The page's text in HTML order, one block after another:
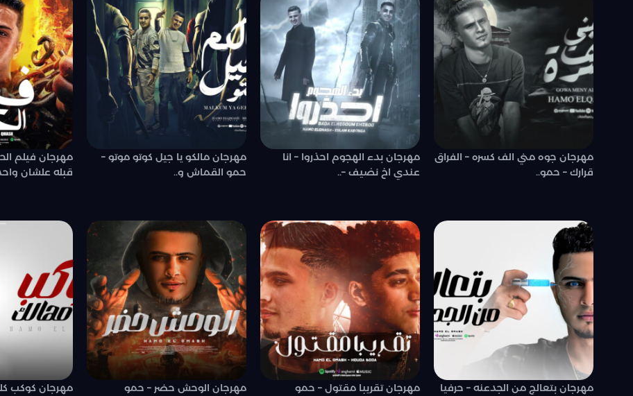
مهرجان جوه مني الف كسره – الفراق
قرارك – حمو..
مهرجان بدء الهجوم احذروا – انا
عندي اخ نضيف –..
مهرجان مالكو يا جيل كوتو موتو –
حمو القماش و..
مهرجان فيلم
قبله علشان
مهرجان بتعالج من الجدعنه – حرفيا
مهرجان تقريبا مقتول – حمو
مهرجان الوحش حضر – حمو
مهرجان كوكب